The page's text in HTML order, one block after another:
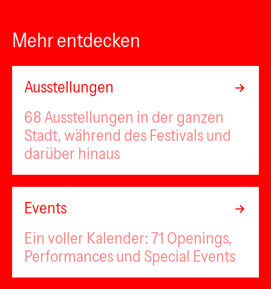
Mehr entdecken
Ausstellungen
68 Ausstellungen in der ganzen
Stadt, während des Festivals und
darüber hinaus
Events
Ein voller Kalender: 71 Openings,
Performances und Special Events